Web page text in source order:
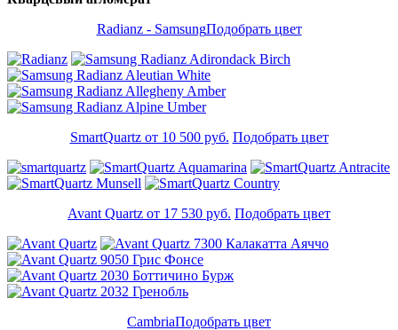
Radianz - SamsungПодобрать цвет
SmartQuartz от 10 500 руб. Подобрать цвет
Avant Quartz от 17 530 руб. Подобрать цвет
CambriaПодобрать цвет